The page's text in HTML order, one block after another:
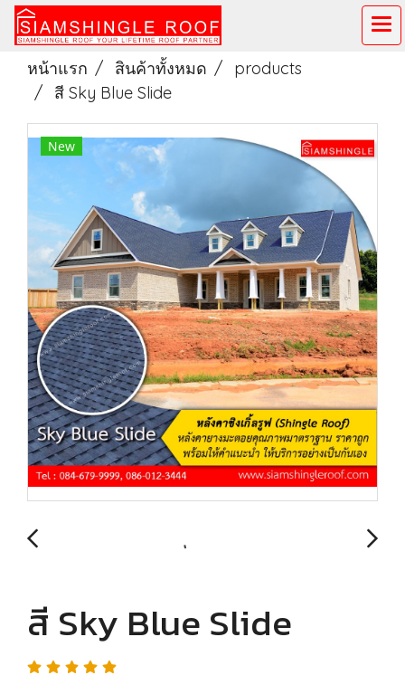
หน้าแรก สินค้าทั้งหมด
products
สี Sky Blue Slide
New
สี Sky Blue Slide